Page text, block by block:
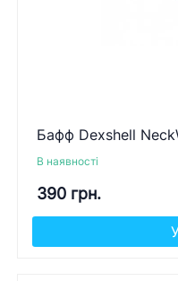
Бафф Dexshell
В наявності
390 грн.